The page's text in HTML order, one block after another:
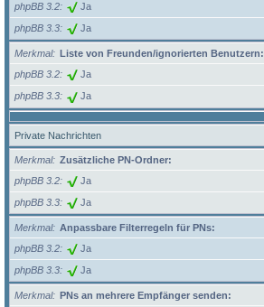
phpBB 3.2
Ja
phpBB 3.3 Ja
Merkmal
Liste von Freunden/ignorierten Benutzern:
phpBB 3.2
Ja
phpBB 3.3 Ja
Private Nachrichten
Merkmal
Zusätzliche PN-Ordner:
phpBB 3.2
Ja
phpBB 3.3 Ja
Merkmal
Anpassbare Filterregeln für PNs:
phpBB 3.2
Ja
phpBB 3.3 Ja
Merkmal
PNs an mehrere Empfänger senden: